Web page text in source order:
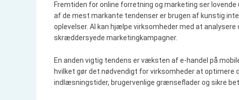
Fremtiden for online forretning og marketing ser
af de mest markante tendenser er brugen af kunstig
oplevelser. AI kan hjælpe virksomheder med at
skræddersyede marketingkampagner.
En anden vigtig tendens er væksten af e-handel på
hvilket gør det nødvendigt for virksomheder at
indlæsningstider, brugervenlige grænseflader og sikre